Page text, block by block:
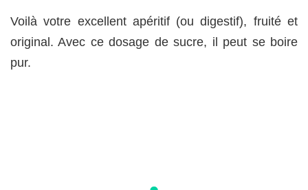
Voilà votre excellent apéritif (ou digestif), fruité et
original. Avec ce dosage de sucre, il peut se boire
pur.